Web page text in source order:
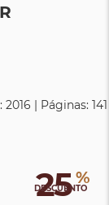
| Páginas: 141
25 %
DESCUENTO